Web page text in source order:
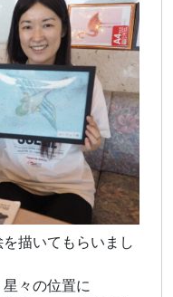
描いてもらいまし
々の位置に